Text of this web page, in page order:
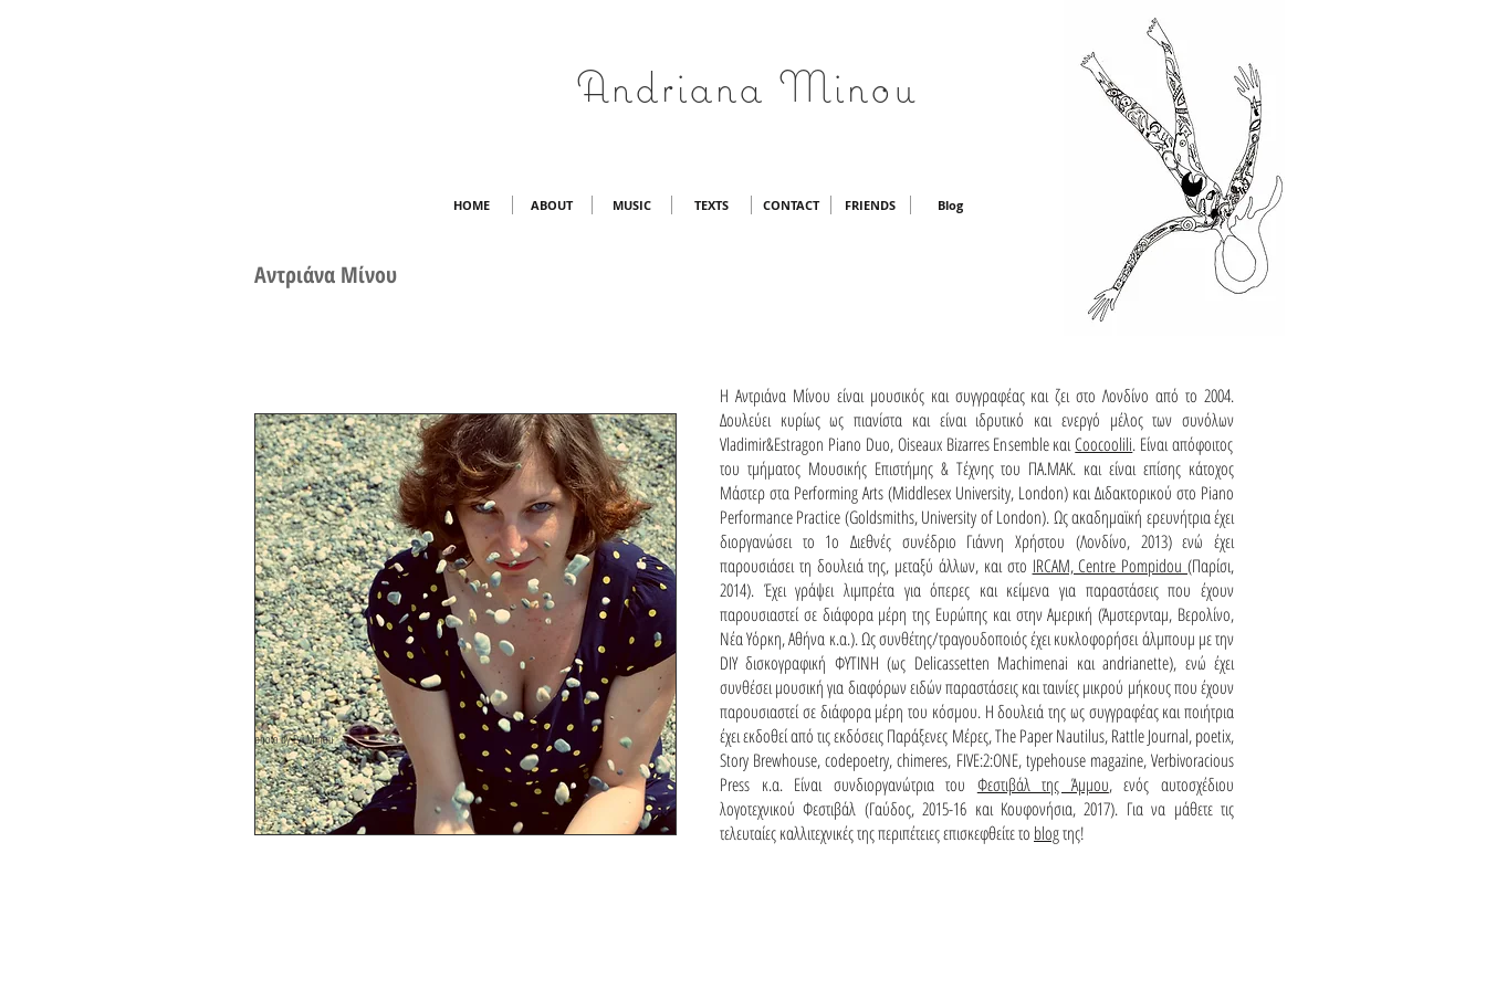
Andriana Minou
HOME ABOUT MUSIC TEXTS CONTACT FRIENDS Blog
Αντριάνα Μίνου
photo by Evi Minou
Η Αντριάνα Μίνου είναι μουσικός και συγγραφέας και ζει στο Λονδίνο από το 2004.
Δουλεύει κυρίως ως πιανίστα και είναι ιδρυτικό και ενεργό μέλος των συνόλων
Vladimir&Estragon Piano Duo, Oiseaux Bizarres Ensemble καιCoocoolili. Είναι απόφοιτος
του τμήματος Μουσικής Επιστήμης & Τέχνης του ΠΑ.ΜΑΚ. και είναι επίσης κάτοχος
Mάστερ στα Performing Arts (Middlesex University, London) και Διδακτορικού στο Piano
Performance Practice (Goldsmiths, University of London). Ως ακαδημαϊκή ερευνήτρια έχει
διοργανώσει το 1ο Διεθνές συνέδριο Γιάννη Χρήστου (Λονδίνο, 2013) ενώ έχει
παρουσιάσει τη δουλειά της, μεταξύ άλλων, και στο IRCAM, Centre Pompidou(Παρίσι,
2014). Έχει γράψει λιμπρέτα για όπερες και κείμενα για παραστάσεις που έχουν
παρουσιαστεί σε διάφορα μέρη της Ευρώπης και στην Αμερική (Άμστερνταμ, Βερολίνο,
Νέα Υόρκη, Αθήνα κ.α.). Ως συνθέτης/τραγουδοποιός έχει κυκλοφορήσει άλμπουμ με την
DIY δισκογραφική ΦΥΤΙΝΗ (ως Delicassetten Machimenai και andrianette), ενώ έχει
συνθέσει μουσική για διαφόρων ειδών παραστάσεις και ταινίες μικρού μήκους που έχουν
παρουσιαστεί σε διάφορα μέρη του κόσμου. Η δουλειά της ως συγγραφέας και ποιήτρια
έχει εκδοθεί από τις εκδόσεις Παράξενες Μέρες,The Paper Nautilus, Rattle Journal, poetix,
Story Brewhouse, codepoetry, chimeres, FIVE:2:ONE, typehouse magazine, Verbivoracious
Press κ.α. Είναι συνδιοργανώτρια του Φεστιβάλ της Άμμου, ενός αυτοσχέδιου
λογοτεχνικού Φεστιβάλ (Γαύδος, 2015-16 και Κουφονήσια, 2017). Για να μάθετε τις
τελευταίες καλλιτεχνικές της περιπέτειες επισκεφθείτε το blogτης!